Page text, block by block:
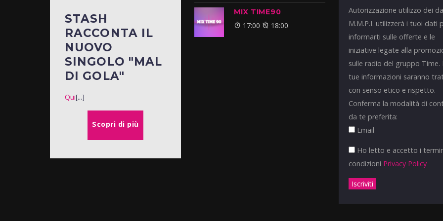
STASH
RACCONTA IL
NUOVO
SINGOLO "MAL
DI GOLA"
Qui[...]
Scopri di più
MIX TIME90
17:00 18:00
Autorizzazione utilizzo dei
M.M.P.I. utilizzerà i tuoi dati
informarti sulle offerte e le
iniziative legate alla
sulle radio del gruppo Time.
tue informazioni saranno
con senso etico e rispetto.
Conferma la modalità di
da te preferita:
Email
Ho letto e accetto i
condizioni Privacy Policy